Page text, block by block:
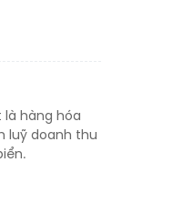
là hàng hóa
luỹ doanh thu